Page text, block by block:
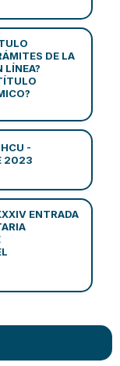
DE LA
LÍNEA?
-
2023
ENTRADA